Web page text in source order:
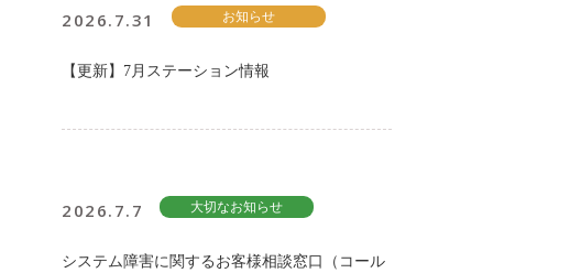
2026.7.31 お知らせ
【更新】7月ステーション情報
2026.7.7 大切なお知らせ
システム障害に関するお客様相談窓口（コール